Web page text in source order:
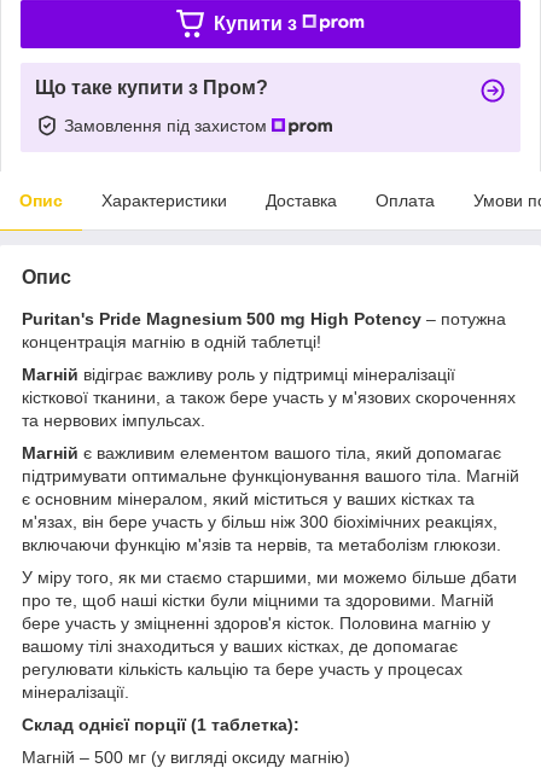
Купити з
Що таке купити з Пром?
Замовлення під захистом
Опис Характеристики Доставка Оплата Умови
Опис
Puritan's Pride Magnesium 500 mg High Potency – потужна
концентрація магнію в одній таблетці!
Магній відіграє важливу роль у підтримці мінералізації
кісткової тканини, а також бере участь у м'язових скороченнях
та нервових імпульсах.
Магній є важливим елементом вашого тіла, який допомагає
підтримувати оптимальне функціонування вашого тіла. Магній
є основним мінералом, який міститься у ваших кістках та
м'язах, він бере участь у більш ніж 300 біохімічних реакціях,
включаючи функцію м'язів та нервів, та метаболізм глюкози.
У міру того, як ми стаємо старшими, ми можемо більше дбати
про те, щоб наші кістки були міцними та здоровими. Магній
бере участь у зміцненні здоров'я кісток. Половина магнію у
вашому тілі знаходиться у ваших кістках, де допомагає
регулювати кількість кальцію та бере участь у процесах
мінералізації.
Склад однієї порції (1 таблетка):
Магній – 500 мг (у вигляді оксиду магнію)